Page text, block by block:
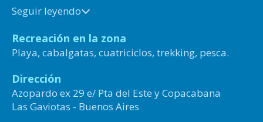
Seguir leyendo
Recreación en la zona
Playa, cabalgatas, cuatriciclos, trekking, pesca.
Dirección
Azopardo ex 29 e/ Pta del Este y Copacabana
Las Gaviotas - Buenos Aires